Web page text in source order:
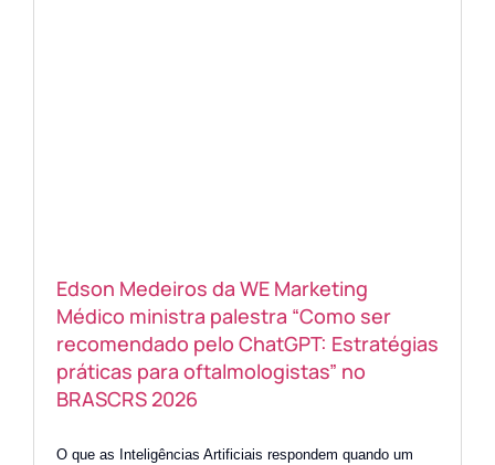
Edson Medeiros da WE Marketing
Médico ministra palestra “Como ser
recomendado pelo ChatGPT: Estratégias
práticas para oftalmologistas” no
BRASCRS 2026
O que as Inteligências Artificiais respondem quando um